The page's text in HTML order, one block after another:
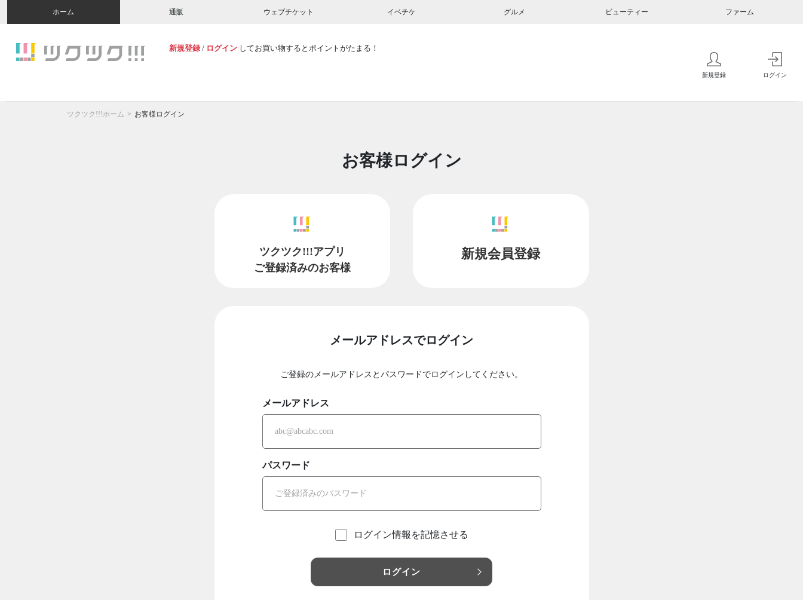
ホーム 通販 ウェブチケット イベチケ グルメ ビューティー ファーム
新規登録 / ログイン してお買い物するとポイントがたまる！
新規登録 ログイン
ツクツク!!!ホーム お客様ログイン
お客様ログイン
ツクツク!!!アプリ
ご登録済みのお客様
新規会員登録
メールアドレスでログイン
ご登録のメールアドレスとパスワードでログインしてください。
メールアドレス
パスワード
ログイン情報を記憶させる
ログイン